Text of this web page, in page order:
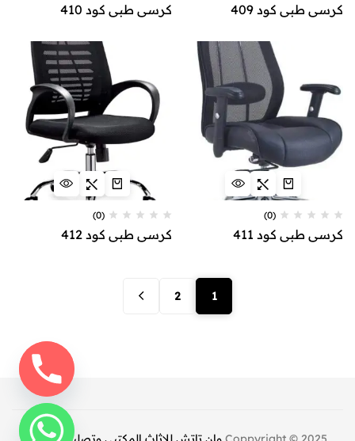
كرسي طبي كود 409 كرسي طبي كود 410
(0)
كرسي طبي كود 411
(0)
كرسي طبي كود 412
1
2